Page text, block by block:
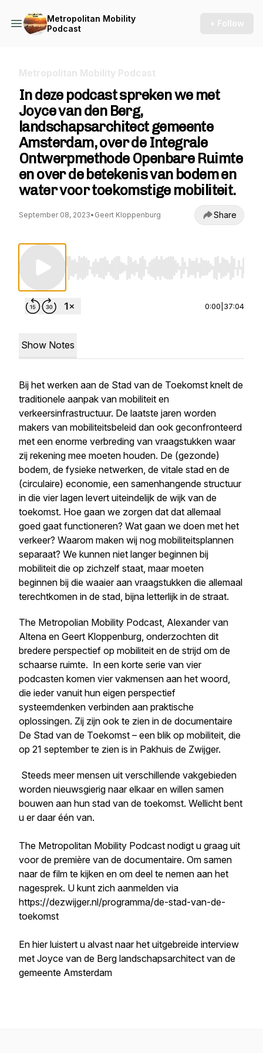
Metropolitan Mobility
Podcast
+ Follow
Metropolitan Mobility Podcast
In deze podcast spreken we met
Joyce van den Berg,
landschapsarchitect gemeente
Amsterdam, over de Integrale
Ontwerpmethode Openbare Ruimte
en over de betekenis van bodem en
water voor toekomstige mobiliteit.
September 08, 2023• Geert Kloppenburg Share
Use Left/Right to seek, Home/End to jump
0:00 37:04
Show Notes
Bij het werken aan de Stad van de Toekomst knelt de
traditionele aanpak van mobiliteit en
verkeersinfrastructuur. De laatste jaren worden
makers van mobiliteitsbeleid dan ook geconfronteerd
met een enorme verbreding van vraagstukken waar
zij rekening mee moeten houden. De (gezonde)
bodem, de fysieke netwerken, de vitale stad en de
(circulaire) economie, een samenhangende structuur
in die vier lagen levert uiteindelijk de wijk van de
toekomst. Hoe gaan we zorgen dat dat allemaal
goed gaat functioneren? Wat gaan we doen met het
verkeer? Waarom maken wij nog mobiliteitsplannen
separaat? We kunnen niet langer beginnen bij
mobiliteit die op zichzelf staat, maar moeten
beginnen bij die waaier aan vraagstukken die allemaal
terechtkomen in de stad, bijna letterlijk in de straat.
The Metropolian Mobility Podcast, Alexander van
Altena en Geert Kloppenburg, onderzochten dit
bredere perspectief op mobiliteit en de strijd om de
schaarse ruimte. In een korte serie van vier
podcasten komen vier vakmensen aan het woord,
die ieder vanuit hun eigen perspectief
systeemdenken verbinden aan praktische
oplossingen. Zij zijn ook te zien in de documentaire
De Stad van de Toekomst – een blik op mobiliteit, die
op 21 september te zien is in Pakhuis de Zwijger.
Steeds meer mensen uit verschillende vakgebieden
worden nieuwsgierig naar elkaar en willen samen
bouwen aan hun stad van de toekomst. Wellicht bent
u er daar één van.
The Metropolitan Mobility Podcast nodigt u graag uit
voor de première van de documentaire. Om samen
naar de film te kijken en om deel te nemen aan het
nagesprek. U kunt zich aanmelden via
https://dezwijger.nl/programma/de-stad-van-de-
toekomst
En hier luistert u alvast naar het uitgebreide interview
met Joyce van de Berg landschapsarchitect van de
gemeente Amsterdam